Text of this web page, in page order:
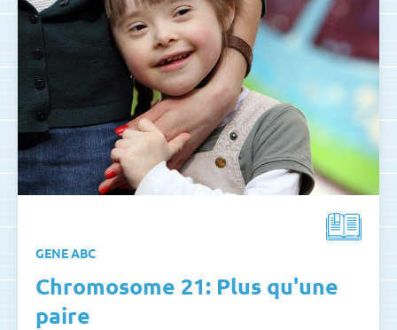
GENE ABC
Chromosome 21: Plus qu'une
paire